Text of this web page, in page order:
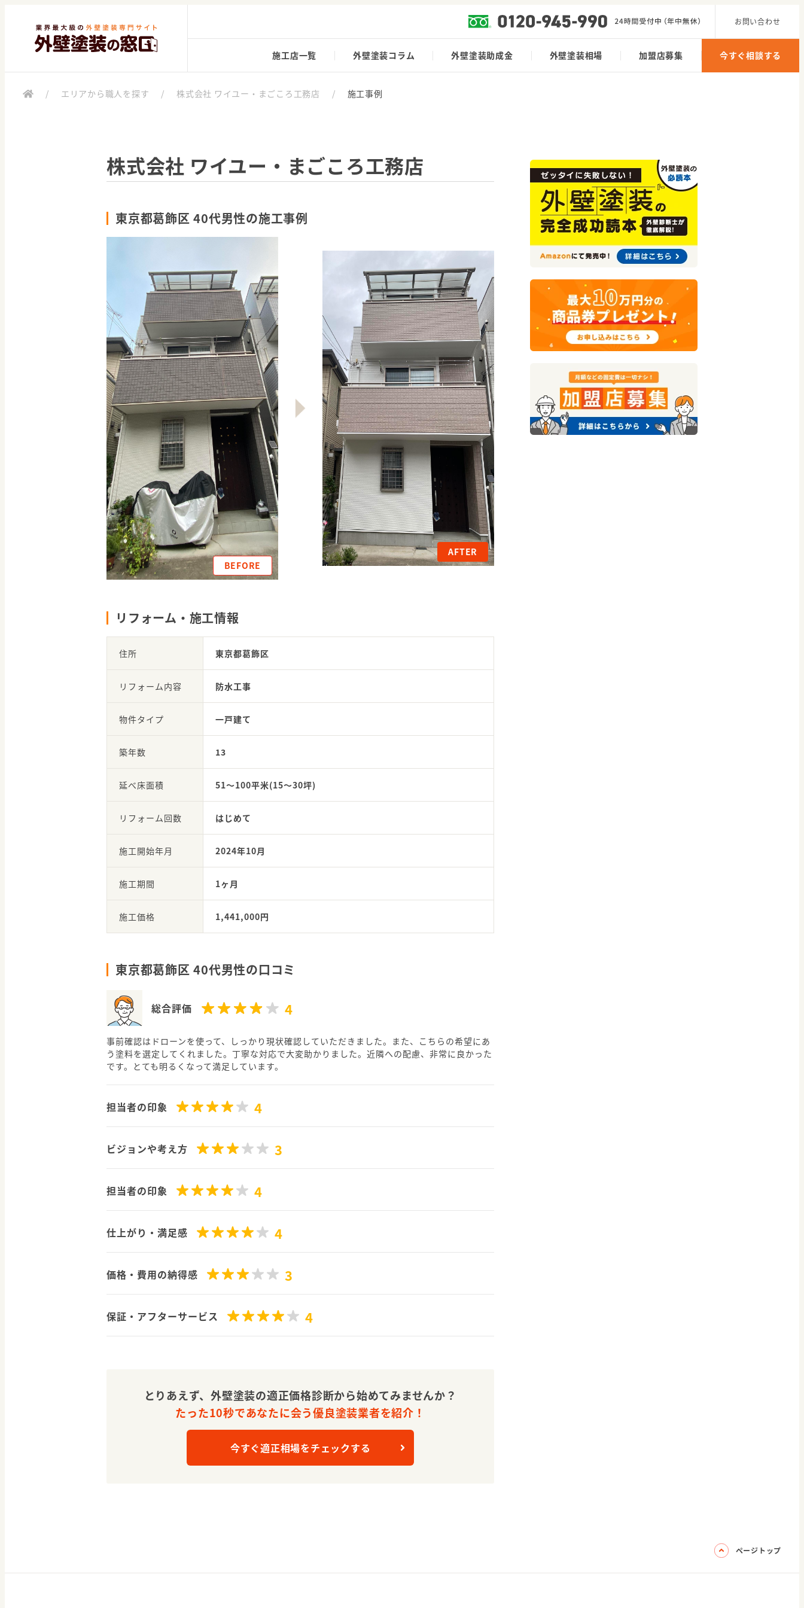
お問い合わせ
施工店一覧 外壁塗装コラム 外壁塗装助成金 外壁塗装相場 加盟店募集 今すぐ相談する
/ エリアから職人を探す / 株式会社 ワイユー・まごころ工務店 / 施工事例
株式会社 ワイユー・まごころ工務店
東京都葛飾区 40代男性の施工事例
BEFORE
AFTER
リフォーム・施工情報
住所 東京都葛飾区
リフォーム内容 防水工事
物件タイプ 一戸建て
築年数 13
延べ床面積 51～100平米(15～30坪)
リフォーム回数 はじめて
施工開始年月 2024年10月
施工期間 1ヶ月
施工価格 1,441,000円
東京都葛飾区 40代男性の口コミ
総合評価 4
事前確認はドローンを使って、しっかり現状確認していただきました。また、こちらの希望にあ
う塗料を選定してくれました。丁寧な対応で大変助かりました。近隣への配慮、非常に良かった
です。とても明るくなって満足しています。
担当者の印象 4
ビジョンや考え方 3
担当者の印象 4
仕上がり・満足感 4
価格・費用の納得感 3
保証・アフターサービス 4
とりあえず、外壁塗装の適正価格診断から始めてみませんか？
たった10秒であなたに会う優良塗装業者を紹介！
今すぐ適正相場をチェックする
ページトップ